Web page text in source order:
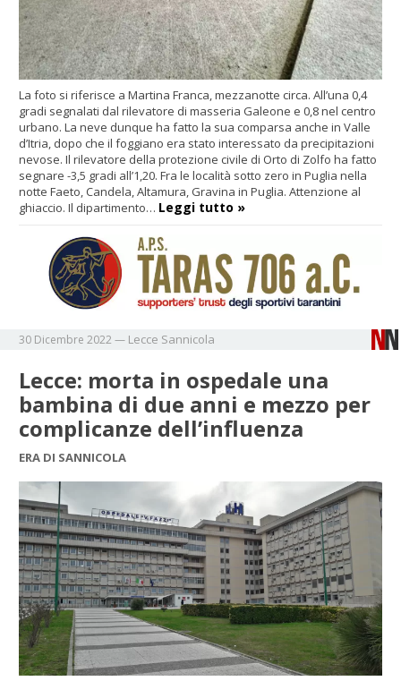
La foto si riferisce a Martina Franca, mezzanotte circa. All’una 0,4
gradi segnalati dal rilevatore di masseria Galeone e 0,8 nel centro
urbano. La neve dunque ha fatto la sua comparsa anche in Valle
d’Itria, dopo che il foggiano era stato interessato da precipitazioni
nevose. Il rilevatore della protezione civile di Orto di Zolfo ha fatto
segnare -3,5 gradi all’1,20. Fra le località sotto zero in Puglia nella
notte Faeto, Candela, Altamura, Gravina in Puglia. Attenzione al
ghiaccio. Il dipartimento… Leggi tutto »
30 Dicembre 2022 — Lecce Sannicola
Lecce: morta in ospedale una
bambina di due anni e mezzo per
complicanze dell’influenza
ERA DI SANNICOLA